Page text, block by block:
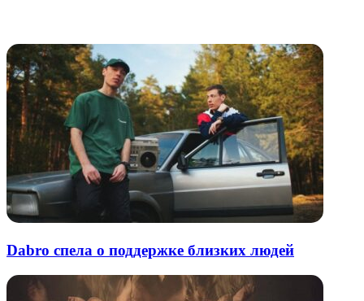
Dabro спела о поддержке близких людей